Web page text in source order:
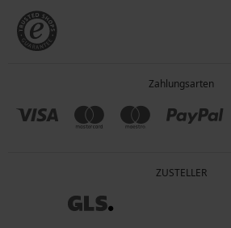
Zahlungsarten
ZUSTELLER